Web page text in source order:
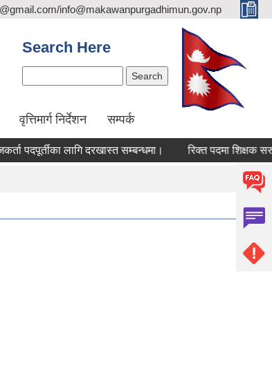
info@makawanpurgadhimun.gov.np
Search Here
वृत्तिमार्ग निर्देशन सम्पर्क
लागि दरखास्त सम्बन्धमा। रिक्त पदमा शिक्षक सरुवा